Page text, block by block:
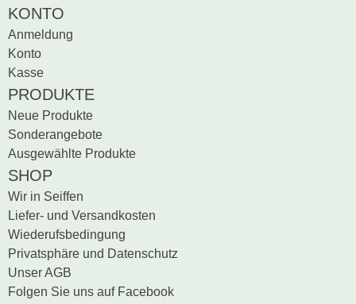
Produktrezensionen.
Sei der erste, der
Bewertung schreiben
KONTO
Anmeldung
Konto
Kasse
PRODUKTE
Neue Produkte
Sonderangebote
Ausgewählte Produkte
SHOP
Wir in Seiffen
Liefer- und Versandkosten
Wiederufsbedingung
Privatsphäre und Datenschutz
Unser AGB
Folgen Sie uns auf Facebook